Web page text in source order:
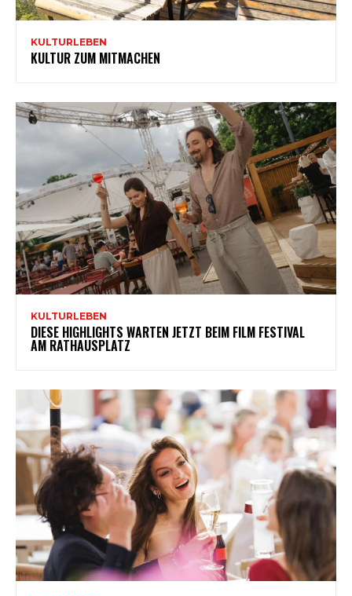
KULTURLEBEN
KULTUR ZUM MITMACHEN
KULTURLEBEN
DIESE HIGHLIGHTS WARTEN JETZT BEIM FILM FESTIVAL
AM RATHAUSPLATZ